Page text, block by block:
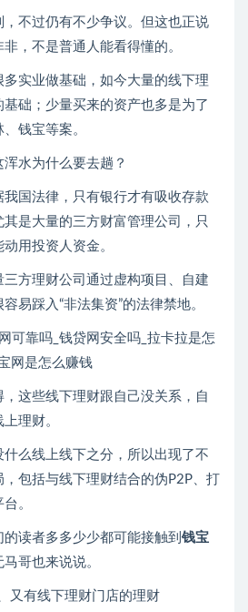
不过仍有不少争议。但这也正说
，不是普通人能看得懂的。
实业做基础，如今大量的线下理
础；少量买来的资产也多是为了
钱宝等案。
水为什么要去趟？
我国法律，只有银行才有吸收存款
是大量的三方财富管理公司，只
用投资人资金。
方理财公司通过虚构项目、自建
易踩入“非法集资”的法律禁地。
这些线下理财跟自己没关系，自
理财。
么线上线下之分，所以出现了不
包括与线下理财结合的伪P2P、打
。
读者多多少少都可能接触到 钱宝
马哥也来说说。
又有线下理财门店的理财